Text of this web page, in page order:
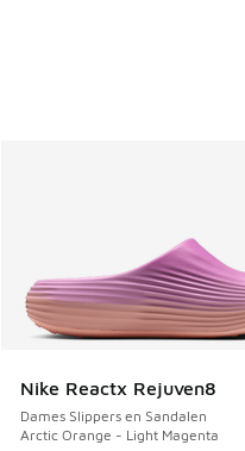
Nike Reactx Rejuven8
Dames Slippers en Sandalen
Arctic Orange - Light Magenta